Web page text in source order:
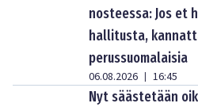
nosteessa: Jos et
hallitusta,
perussuomalaisia
06.08.2026 | 16:45
Nyt säästetään